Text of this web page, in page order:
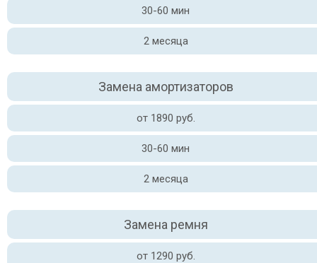
30-60 мин
2 месяца
Замена амортизаторов
от 1890 руб.
30-60 мин
2 месяца
Замена ремня
от 1290 руб.